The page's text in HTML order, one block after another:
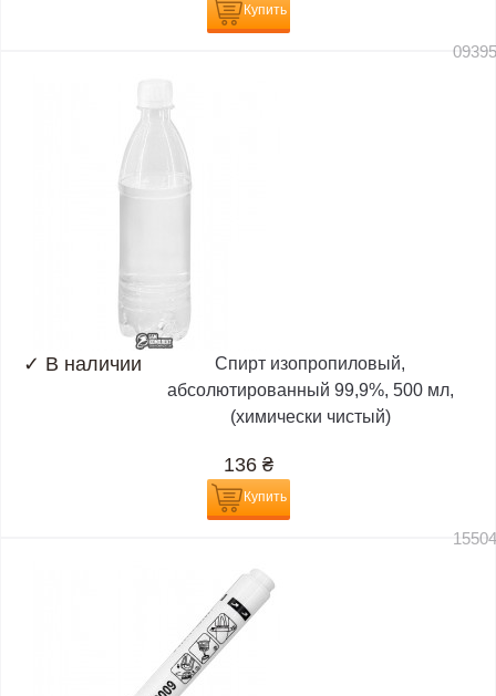
Купить
✓ В наличии
Спирт изопропиловый,
абсолютированный 99,9%, 500 мл,
(химически чистый)
136 ₴
Купить